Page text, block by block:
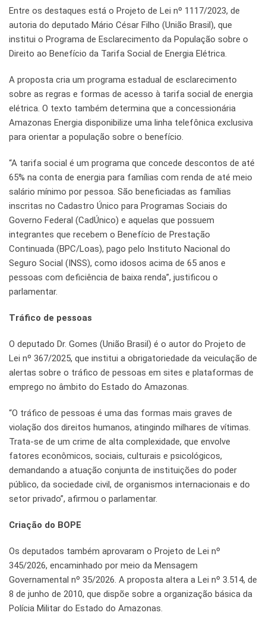
Entre os destaques está o Projeto de Lei nº 1117/2023, de
autoria do deputado Mário César Filho (União Brasil), que
institui o Programa de Esclarecimento da População sobre o
Direito ao Benefício da Tarifa Social de Energia Elétrica.
A proposta cria um programa estadual de esclarecimento
sobre as regras e formas de acesso à tarifa social de energia
elétrica. O texto também determina que a concessionária
Amazonas Energia disponibilize uma linha telefônica exclusiva
para orientar a população sobre o benefício.
“A tarifa social é um programa que concede descontos de até
65% na conta de energia para famílias com renda de até meio
salário mínimo por pessoa. São beneficiadas as famílias
inscritas no Cadastro Único para Programas Sociais do
Governo Federal (CadÚnico) e aquelas que possuem
integrantes que recebem o Benefício de Prestação
Continuada (BPC/Loas), pago pelo Instituto Nacional do
Seguro Social (INSS), como idosos acima de 65 anos e
pessoas com deficiência de baixa renda”, justificou o
parlamentar.
Tráfico de pessoas
O deputado Dr. Gomes (União Brasil) é o autor do Projeto de
Lei nº 367/2025, que institui a obrigatoriedade da veiculação de
alertas sobre o tráfico de pessoas em sites e plataformas de
emprego no âmbito do Estado do Amazonas.
“O tráfico de pessoas é uma das formas mais graves de
violação dos direitos humanos, atingindo milhares de vítimas.
Trata-se de um crime de alta complexidade, que envolve
fatores econômicos, sociais, culturais e psicológicos,
demandando a atuação conjunta de instituições do poder
público, da sociedade civil, de organismos internacionais e do
setor privado”, afirmou o parlamentar.
Criação do BOPE
Os deputados também aprovaram o Projeto de Lei nº
345/2026, encaminhado por meio da Mensagem
Governamental nº 35/2026. A proposta altera a Lei nº 3.514, de
8 de junho de 2010, que dispõe sobre a organização básica da
Polícia Militar do Estado do Amazonas.